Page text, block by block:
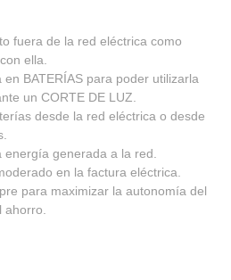
fuera de la red eléctrica como
ella.
BATERÍAS para poder utilizarla
un CORTE DE LUZ.
desde la red eléctrica o desde
generada a la red.
en la factura eléctrica.
para maximizar la autonomía del